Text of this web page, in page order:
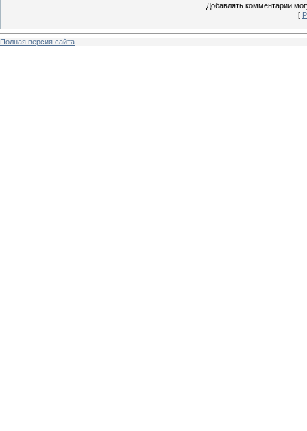
Добавлять комментарии
[
Полная версия сайта